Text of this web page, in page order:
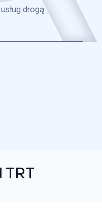
drogą